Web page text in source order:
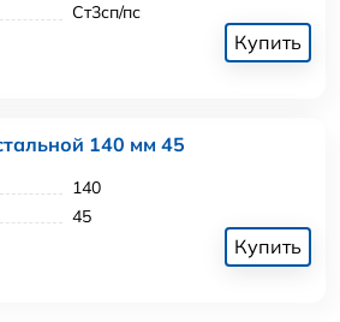
Ст3сп/пс
Купить
140 мм 45
140
45
Купить